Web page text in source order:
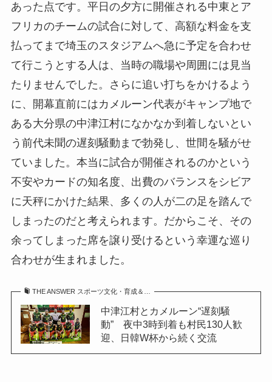
あった点です。平日の夕方に開催される中東とア
フリカのチームの試合に対して、高額な料金を支
払ってまで埼玉のスタジアムへ急に予定を合わせ
て行こうとする人は、当時の職場や周囲には見当
たりませんでした。さらに追い打ちをかけるよう
に、開幕直前にはカメルーン代表がキャンプ地で
ある大分県の中津江村になかなか到着しないとい
う前代未聞の遅刻騒動まで勃発し、世間を騒がせ
ていました。本当に試合が開催されるのかという
不安やカードの知名度、出費のバランスをシビア
に天秤にかけた結果、多くの人が二の足を踏んで
しまったのだと考えられます。だからこそ、その
余ってしまった席を譲り受けるという幸運な巡り
合わせが生まれました。
THE ANSWER スポーツ文化・育成＆…
中津江村とカメルーン“遅刻騒
動” 夜中3時到着も村民130人歓
迎、日韓W杯から続く交流